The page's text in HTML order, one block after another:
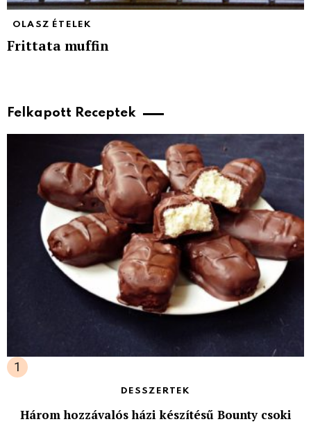
OLASZ ÉTELEK
Frittata muffin
Felkapott Receptek
DESSZERTEK
Három hozzávalós házi készítésű Bounty csoki